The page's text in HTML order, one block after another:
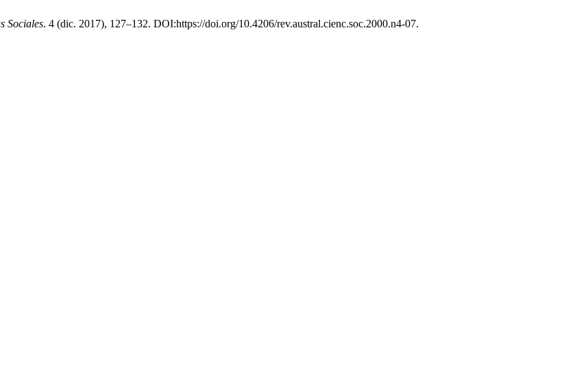
Sociales. 4 (dic. 2017), 127–132. DOI:https://doi.org/10.4206/rev.austral.cienc.soc.2000.n4-07.